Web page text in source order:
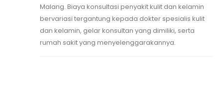
Malang. Biaya konsultasi penyakit kulit dan kelamin
bervariasi tergantung kepada dokter spesialis kulit
dan kelamin, gelar konsultan yang dimiliki, serta
rumah sakit yang menyelenggarakannya.